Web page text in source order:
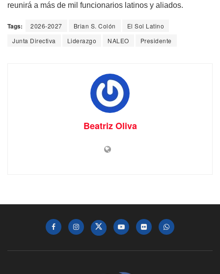
reunirá a más de mil funcionarios latinos y aliados.
Tags: 2026-2027 Brian S. Colón
El Sol Latino
Junta Directiva
Liderazgo NALEO Presidente
Beatriz Oliva